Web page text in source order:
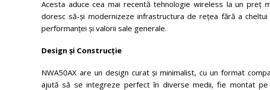
Acesta aduce cea mai recentă tehnologie wireless la un preț
doresc să-și modernizeze infrastructura de rețea fără a
performanței și valorii sale generale.
Design și Construcție
NWA50AX are un design curat și minimalist, cu un format
ajută să se integreze perfect în diverse medii, fie montat